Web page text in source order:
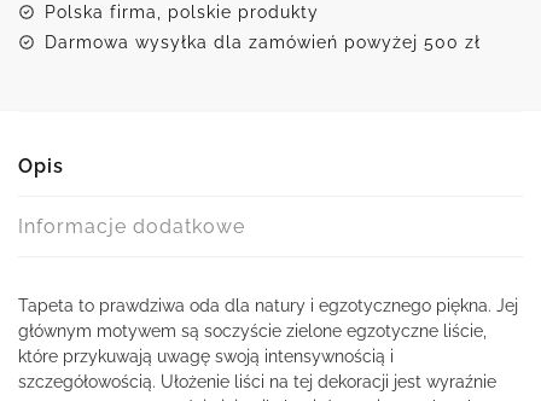
Polska firma, polskie produkty
Darmowa wysyłka dla zamówień powyżej 500 zł
Opis
Informacje dodatkowe
Tapeta to prawdziwa oda dla natury i egzotycznego piękna. Jej
głównym motywem są soczyście zielone egzotyczne liście,
które przykuwają uwagę swoją intensywnością i
szczegółowością. Ułożenie liści na tej dekoracji jest wyraźnie